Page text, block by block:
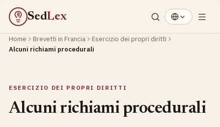
§ SedLex
Home Brevetti in Francia
Esercizio dei propri diritti
Alcuni richiami procedurali
ESERCIZIO DEI PROPRI DIRITTI
Alcuni richiami procedurali